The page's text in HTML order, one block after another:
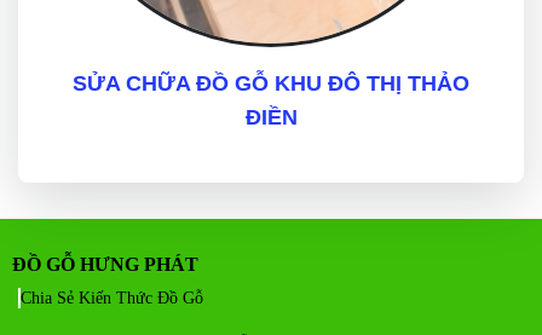
SỬA CHỮA ĐỒ GỖ KHU ĐÔ THỊ THẢO
ĐIỀN
ĐỒ GỖ HƯNG PHÁT
Chia Sẻ Kiến Thức Đồ Gỗ